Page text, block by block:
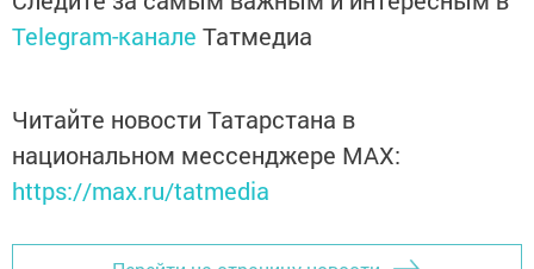
Telegram-канале Татмедиа
Читайте новости Татарстана в
национальном мессенджере MАХ:
https://max.ru/tatmedia